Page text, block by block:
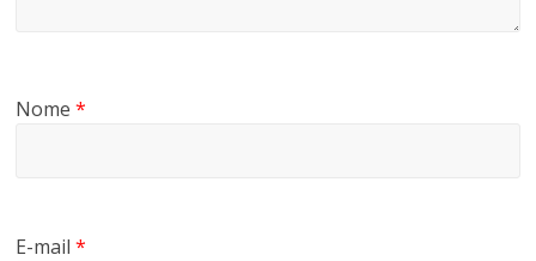
Nome*
E-mail*